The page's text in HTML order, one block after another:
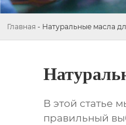
Главная - Натуральные масла
В этой статье
правильный